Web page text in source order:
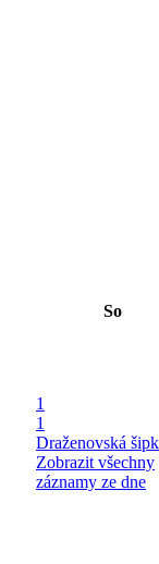
So
1
1
Draženovská
Zobrazit všechny
záznamy ze dne